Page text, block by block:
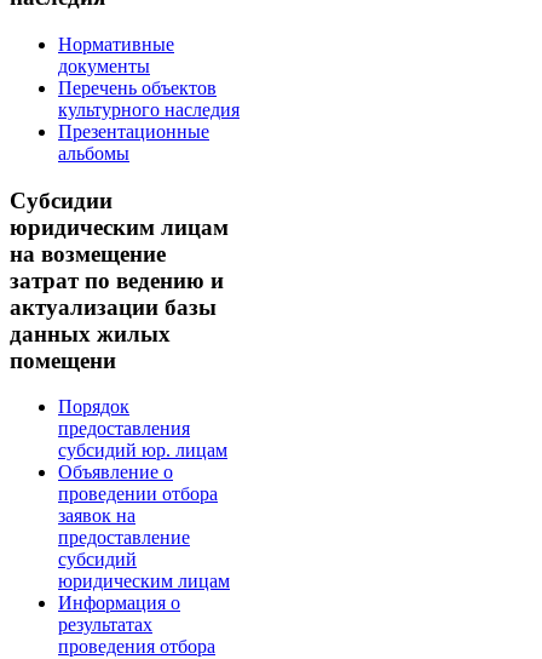
Нормативные
документы
Перечень объектов
культурного наследия
Презентационные
альбомы
Субсидии
юридическим лицам
на возмещение
затрат по ведению и
актуализации базы
данных жилых
помещени
Порядок
предоставления
субсидий юр. лицам
Объявление о
проведении отбора
заявок на
предоставление
субсидий
юридическим лицам
Информация о
результатах
проведения отбора